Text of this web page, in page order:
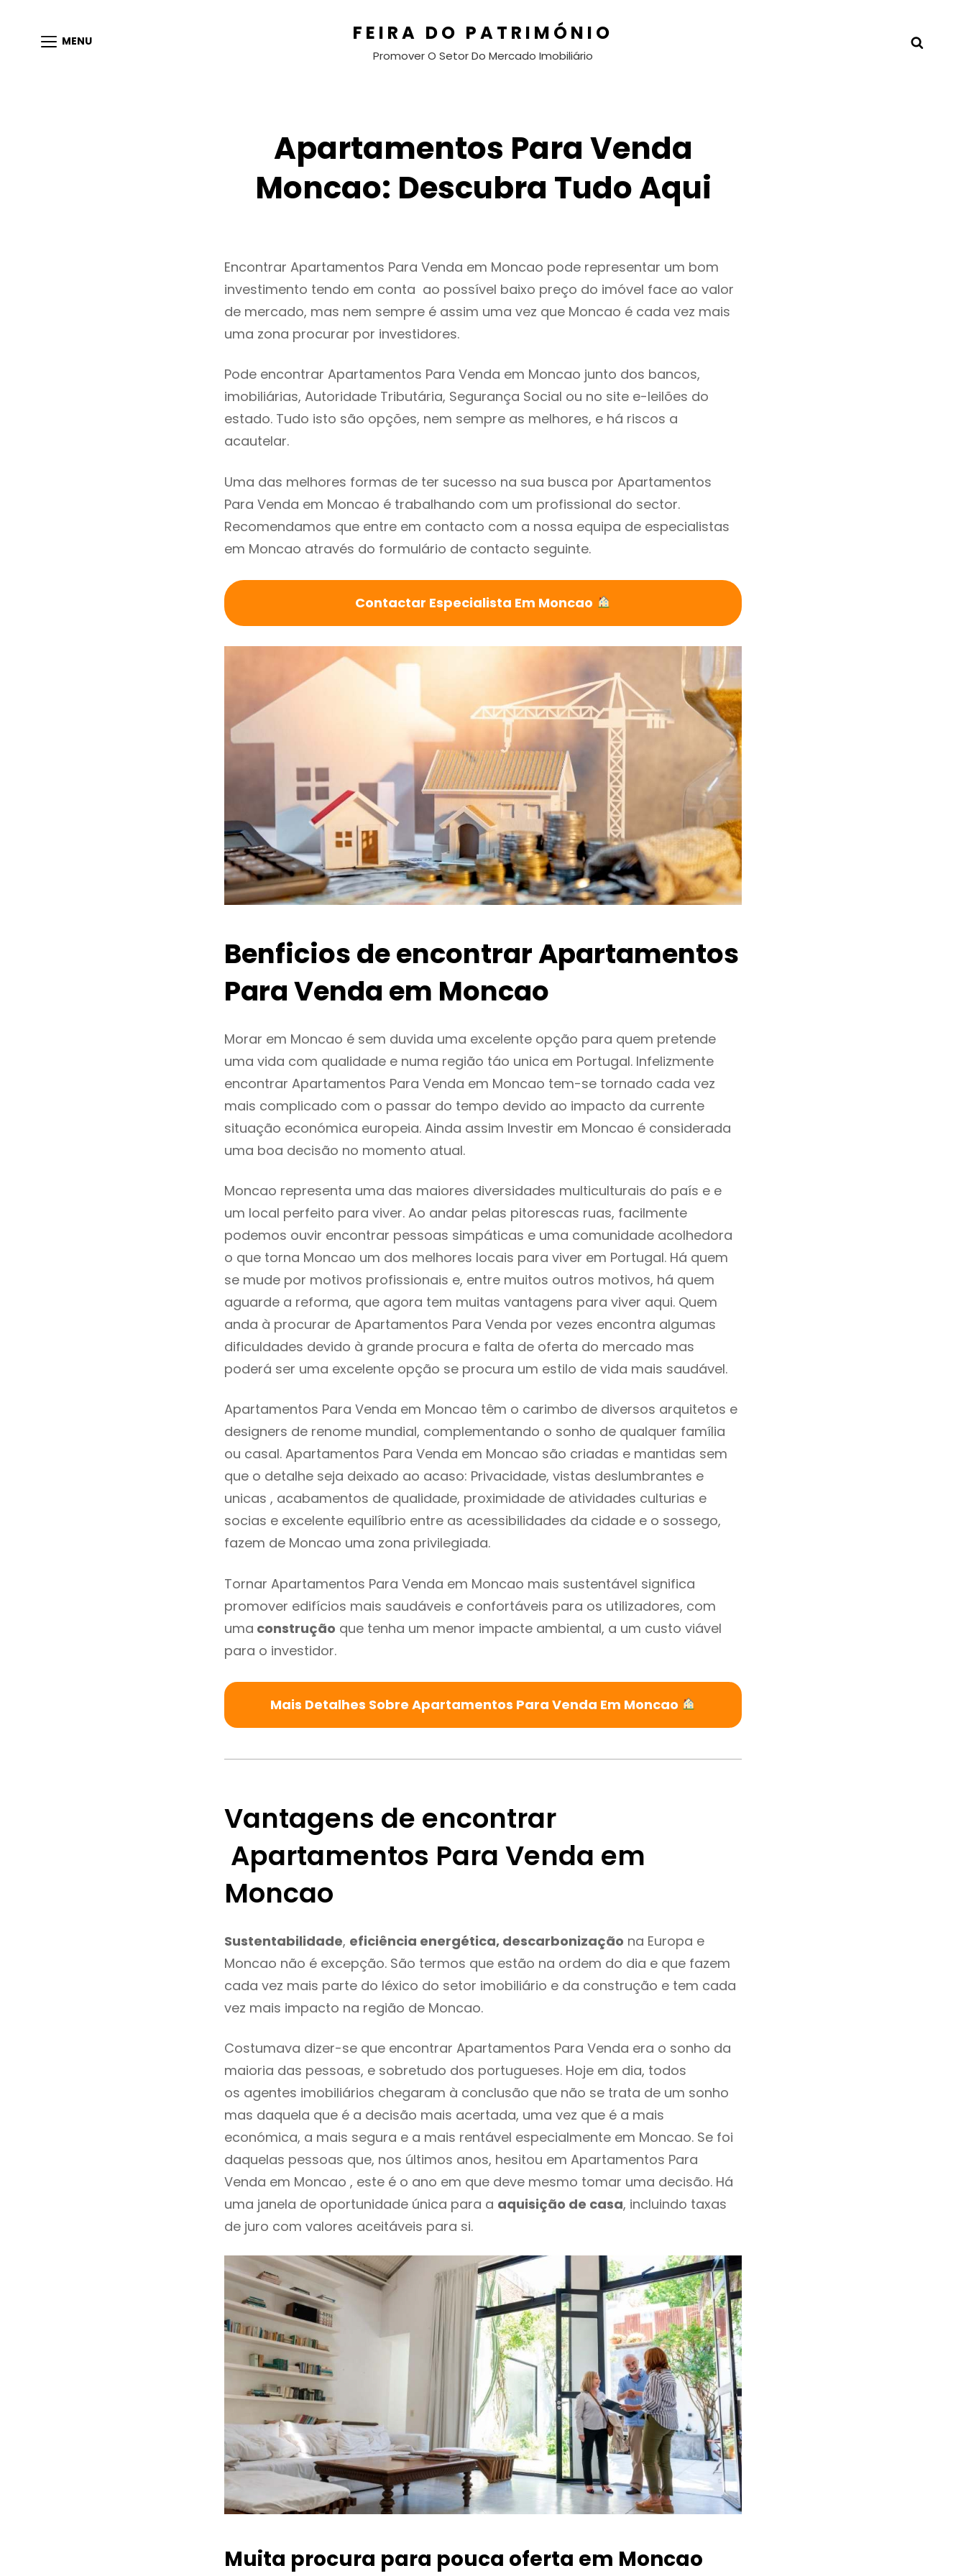
MENU FEIRA DO PATRIMÓNIO
Promover O Setor Do Mercado Imobiliário
Apartamentos Para Venda
Moncao: Descubra Tudo Aqui
Encontrar Apartamentos Para Venda em Moncao pode representar um bom
investimento tendo em conta ao possível baixo preço do imóvel face ao valor
de mercado, mas nem sempre é assim uma vez que Moncao é cada vez mais
uma zona procurar por investidores.
Pode encontrar Apartamentos Para Venda em Moncao junto dos bancos,
imobiliárias, Autoridade Tributária, Segurança Social ou no site e-leilões do
estado. Tudo isto são opções, nem sempre as melhores, e há riscos a
acautelar.
Uma das melhores formas de ter sucesso na sua busca por Apartamentos
Para Venda em Moncao é trabalhando com um profissional do sector.
Recomendamos que entre em contacto com a nossa equipa de especialistas
em Moncao através do formulário de contacto seguinte.
Contactar Especialista Em Moncao
Benficios de encontrar Apartamentos
Para Venda em Moncao
Morar em Moncao é sem duvida uma excelente opção para quem pretende
uma vida com qualidade e numa região táo unica em Portugal. Infelizmente
encontrar Apartamentos Para Venda em Moncao tem-se tornado cada vez
mais complicado com o passar do tempo devido ao impacto da currente
situação económica europeia. Ainda assim Investir em Moncao é considerada
uma boa decisão no momento atual.
Moncao representa uma das maiores diversidades multiculturais do país e e
um local perfeito para viver. Ao andar pelas pitorescas ruas, facilmente
podemos ouvir encontrar pessoas simpáticas e uma comunidade acolhedora
o que torna Moncao um dos melhores locais para viver em Portugal. Há quem
se mude por motivos profissionais e, entre muitos outros motivos, há quem
aguarde a reforma, que agora tem muitas vantagens para viver aqui. Quem
anda à procurar de Apartamentos Para Venda por vezes encontra algumas
dificuldades devido à grande procura e falta de oferta do mercado mas
poderá ser uma excelente opção se procura um estilo de vida mais saudável.
Apartamentos Para Venda em Moncao têm o carimbo de diversos arquitetos e
designers de renome mundial, complementando o sonho de qualquer família
ou casal. Apartamentos Para Venda em Moncao são criadas e mantidas sem
que o detalhe seja deixado ao acaso: Privacidade, vistas deslumbrantes e
unicas , acabamentos de qualidade, proximidade de atividades culturias e
socias e excelente equilíbrio entre as acessibilidades da cidade e o sossego,
fazem de Moncao uma zona privilegiada.
Tornar Apartamentos Para Venda em Moncao mais sustentável significa
promover edifícios mais saudáveis e confortáveis para os utilizadores, com
uma construção que tenha um menor impacte ambiental, a um custo viável
para o investidor.
Mais Detalhes Sobre Apartamentos Para Venda Em Moncao
Vantagens de encontrar
Apartamentos Para Venda em
Moncao
Sustentabilidade, eficiência energética, descarbonização na Europa e
Moncao não é excepção. São termos que estão na ordem do dia e que fazem
cada vez mais parte do léxico do setor imobiliário e da construção e tem cada
vez mais impacto na região de Moncao.
Costumava dizer-se que encontrar Apartamentos Para Venda era o sonho da
maioria das pessoas, e sobretudo dos portugueses. Hoje em dia, todos
os agentes imobiliários chegaram à conclusão que não se trata de um sonho
mas daquela que é a decisão mais acertada, uma vez que é a mais
económica, a mais segura e a mais rentável especialmente em Moncao. Se foi
daquelas pessoas que, nos últimos anos, hesitou em Apartamentos Para
Venda em Moncao , este é o ano em que deve mesmo tomar uma decisão. Há
uma janela de oportunidade única para a aquisição de casa, incluindo taxas
de juro com valores aceitáveis para si.
Muita procura para pouca oferta em Moncao